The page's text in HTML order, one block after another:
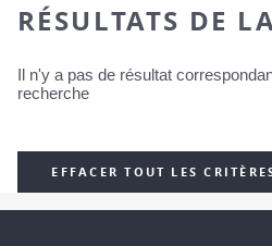
RÉSULTATS DE
Il n'y a pas de résultat
recherche
EFFACER TOUT LES